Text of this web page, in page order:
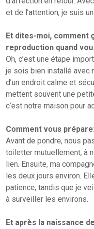
et de l’attention, je suis
Et dites-moi, comment
reproduction quand
Oh, c’est une étape
je sois bien installé avec
d’un endroit calme et
mettent souvent une
c’est notre maison pour
Comment vous
Avant de pondre, nous
toiletter mutuellement, à
lien. Ensuite, ma
les deux jours environ.
patience, tandis que je
à surveiller les environs.
Et après la naissance